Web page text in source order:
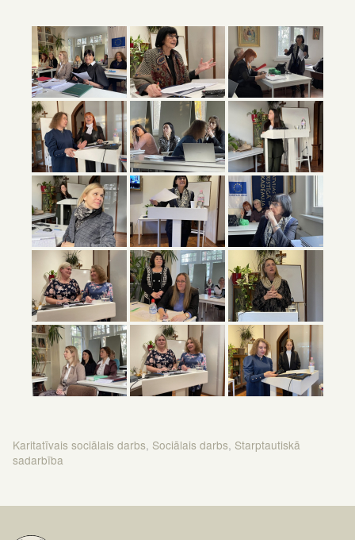
Karitatīvais sociālais darbs, Sociālais darbs, Starptautiskā
sadarbība